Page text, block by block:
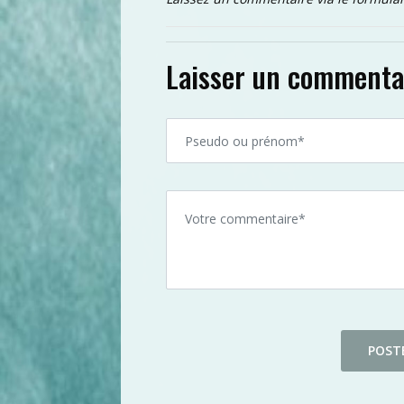
Laisser un